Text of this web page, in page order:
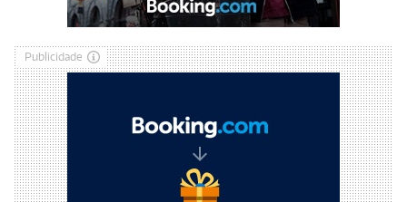
Publicidade